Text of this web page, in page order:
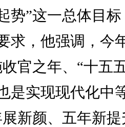
势”这一总体目
求，他强调，今
官之年、“十五
是实现现代化中
新颜、五年新